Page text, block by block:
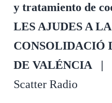
y tratamiento de
LES AJUDES A
CONSOLIDACIÓ
DE VALÉNCIA |
Scatter Radio